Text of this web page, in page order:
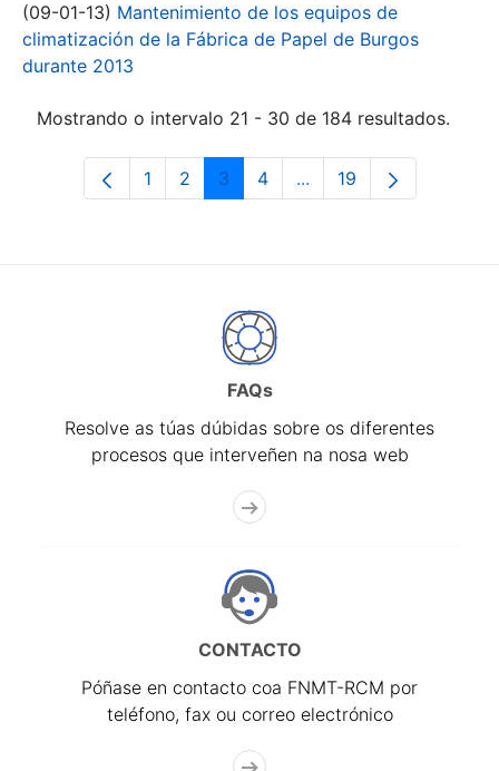
(09-01-13) Mantenimiento de los equipos de
climatización de la Fábrica de Papel de Burgos
durante 2013
Mostrando o intervalo 21 - 30 de 184 resultados.
Páxina
1 Páxina
2 Páxina
3 Páxina
4 ...Páxinas intermedias
Páxina
19
FAQs
Resolve as túas dúbidas sobre os diferentes
procesos que interveñen na nosa web
CONTACTO
Póñase en contacto coa FNMT-RCM por
teléfono, fax ou correo electrónico